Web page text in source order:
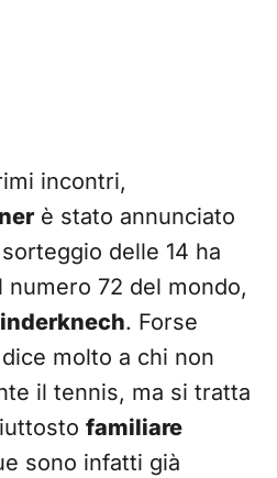
incontri,
è stato annunciato
delle 14 ha
72 del mondo,
. Forse
molto a chi non
il tennis, ma si tratta
familiare
sono infatti già